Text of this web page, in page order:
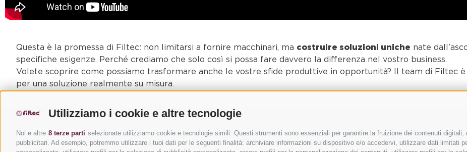
Utilizziamo i cookie e altre tecnologie
Noi e altre 8 terze parti selezionate utilizziamo cookie e tecnologie simili. Questi strumenti sono essenziali per garantire la fruizione dei contenuti
pubblicitari. Ad esempio, potremmo utilizzare i tuoi dati per le seguenti finalità: archiviare informazioni su dispositivo e/o accedervi, utilizzare dati limitati
Questa è la promessa di Filtec: non limitarsi a fornire macchinari, ma costruire soluzioni uniche nate
specifiche esigenze. Perché crediamo che solo così si possa fare davvero la differenza nel vostro business.
Volete scoprire come possiamo trasformare anche le vostre sfide produttive in opportunità? Il team di Filtec
per una soluzione realmente su misura.